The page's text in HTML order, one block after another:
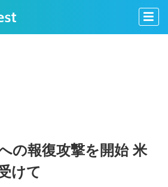
の報復攻撃を開始 米
けて